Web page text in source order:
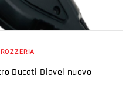
Ducati Diavel nuovo